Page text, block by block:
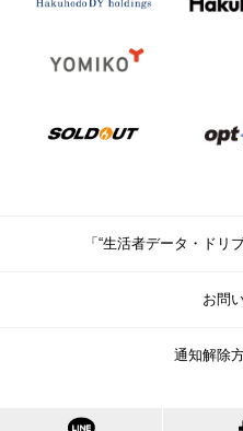
「“生活者データ・ドリ
お問
通知解除
© Copyright Hakuhodo DY